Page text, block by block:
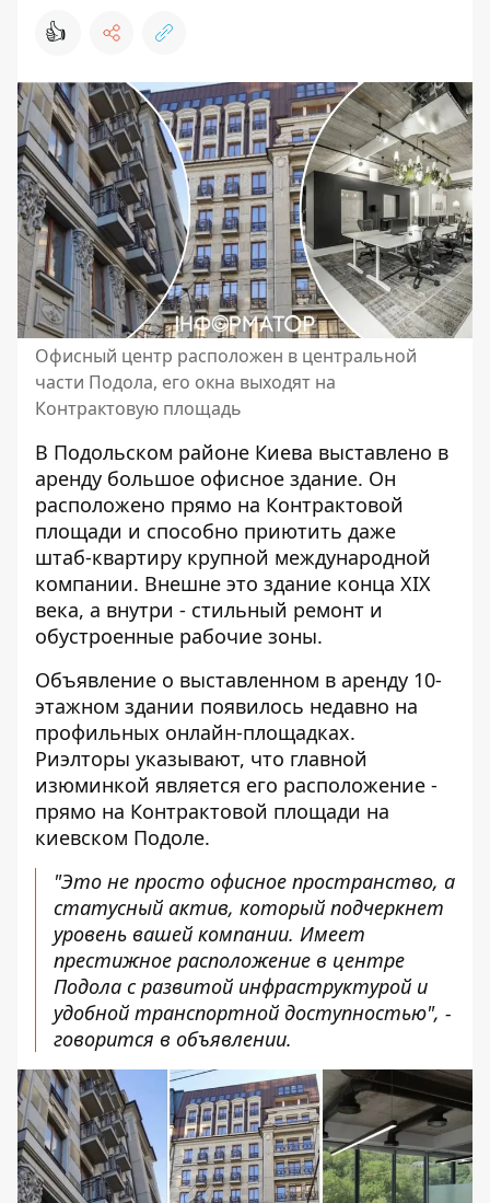
👍
Офисный центр расположен в центральной
части Подола, его окна выходят на
Контрактовую площадь
В Подольском районе Киева выставлено в
аренду большое офисное здание. Он
расположено прямо на Контрактовой
площади и способно приютить даже
штаб-квартиру крупной международной
компании. Внешне это здание конца XIX
века, а внутри - стильный ремонт и
обустроенные рабочие зоны.
Объявление о выставленном в аренду 10-
этажном здании появилось недавно на
профильных онлайн-площадках.
Риэлторы указывают, что главной
изюминкой является его расположение -
прямо на Контрактовой площади на
киевском Подоле.
"Это не просто офисное пространство, а
статусный актив, который подчеркнет
уровень вашей компании. Имеет
престижное расположение в центре
Подола с развитой инфраструктурой и
удобной транспортной доступностью", -
говорится в объявлении.